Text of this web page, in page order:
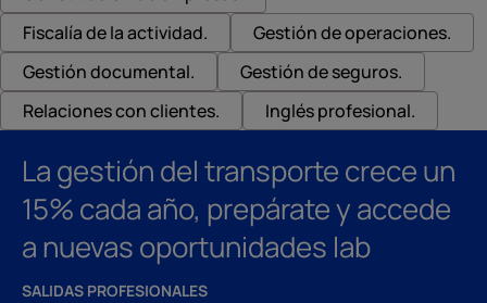
Fiscalía de la actividad.
Gestión de operaciones.
Gestión documental.
Gestión de seguros.
Relaciones con clientes.
Inglés profesional.
La gestión del transporte crece un
15% cada año, prepárate y accede
a nuevas oportunidades lab
SALIDAS PROFESIONALES